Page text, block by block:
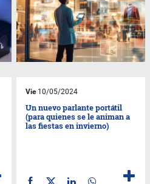
Vie10/05/2024
Un nuevo parlante portátil
(para quienes se le animan a
las fiestas en invierno)